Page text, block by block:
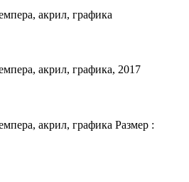
акрил, графика
акрил, графика, 2017
акрил, графика Размер :